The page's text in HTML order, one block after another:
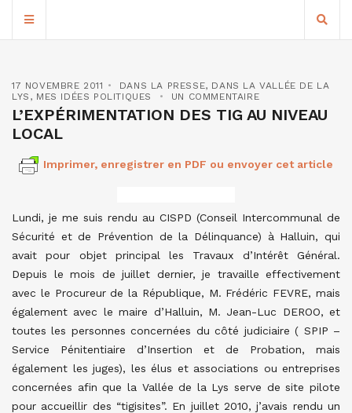
17 NOVEMBRE 2011 DANS LA PRESSE, DANS LA VALLÉE DE LA
LYS , MES IDÉES POLITIQUES UN COMMENTAIRE
L’EXPÉRIMENTATION DES TIG AU NIVEAU
LOCAL
Imprimer, enregistrer en PDF ou envoyer cet article
Lundi, je me suis rendu au CISPD (Conseil Intercommunal de
Sécurité et de Prévention de la Délinquance) à Halluin, qui
avait pour objet principal les Travaux d’Intérêt Général.
Depuis le mois de juillet dernier, je travaille effectivement
avec le Procureur de la République, M. Frédéric FEVRE, mais
également avec le maire d’Halluin, M. Jean-Luc DEROO, et
toutes les personnes concernées du côté judiciaire ( SPIP –
Service Pénitentiaire d’Insertion et de Probation, mais
également les juges), les élus et associations ou entreprises
concernées afin que la Vallée de la Lys serve de site pilote
pour accueillir des “tigisites”. En juillet 2010, j’avais rendu un